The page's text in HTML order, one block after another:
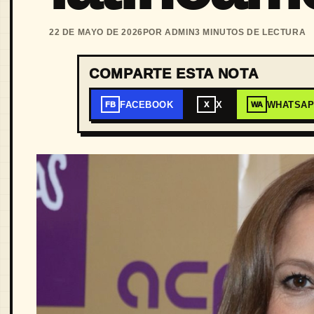
22 DE MAYO DE 2026 POR ADMIN3 MINUTOS DE LECTURA
COMPARTE ESTA NOTA
FB FACEBOOK X X WA